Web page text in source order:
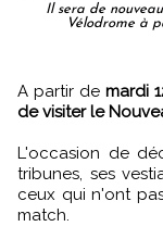
Il sera de
Vélodrome à
A partir de mardi
de visiter le
L'occasion de
tribunes, ses
ceux qui n'ont
match.